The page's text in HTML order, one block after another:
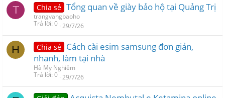
T Chia sẻ Tổng quan về giày bảo hộ tại Quảng Trị
trangvangbaoho
Trả lời 0 29/7/26
H Chia sẻ Cách cài esim samsung đơn giản,
nhanh, làm tại nhà
Hà My Nghiêm
Trả lời 0 29/7/26